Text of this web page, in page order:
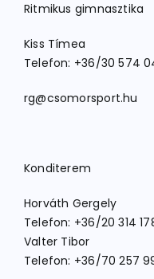
Ritmikus gimnasztika
Kiss Tímea
Telefon: +36/30 574
rg@csomorsport.hu
Konditerem
Horváth Gergely
Telefon: +36/20 314
Valter Tibor
Telefon: +36/70 257